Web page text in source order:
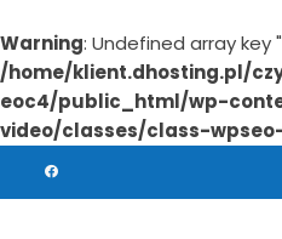
Warning: Undefined array key
/home/klient.dhosting.pl/
eoc4/public_html/wp-
video/classes/class-